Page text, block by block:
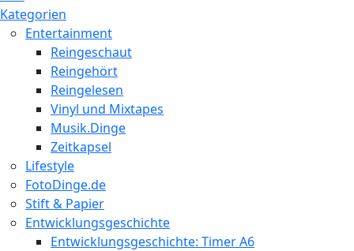
Kategorien
Entertainment
Reingeschaut
Reingehört
Reingelesen
Vinyl und Mixtapes
Musik.Dinge
Zeitkapsel
Lifestyle
FotoDinge.de
Stift & Papier
Entwicklungsgeschichte
Entwicklungsgeschichte: Timer A6